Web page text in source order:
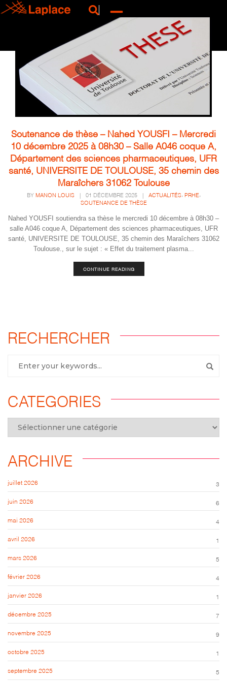
Soutenance de thèse – Nahed YOUSFI – Mercredi
10 décembre 2025 à 08h30 – Salle A046 coque A,
Département des sciences pharmaceutiques, UFR
santé, UNIVERSITE DE TOULOUSE, 35 chemin des
Maraîchers 31062 Toulouse
BY MANON LOUIS 01 DÉCEMBRE 2025 ACTUALITÉS, PRHE,
SOUTENANCE DE THÈSE
Nahed YOUSFI soutiendra sa thèse le mercredi 10 décembre à 08h30 –
salle A046 coque A, Département des sciences pharmaceutiques, UFR
santé, UNIVERSITE DE TOULOUSE, 35 chemin des Maraîchers 31062
Toulouse., sur le sujet : « Effet du traitement plasma...
CONTINUE READING
RECHERCHER
CATEGORIES
ARCHIVE
juillet 2026 3
juin 2026 6
mai 2026 4
avril 2026 1
mars 2026 5
février 2026 4
janvier 2026 1
décembre 2025 7
novembre 2025 9
octobre 2025 1
septembre 2025 5